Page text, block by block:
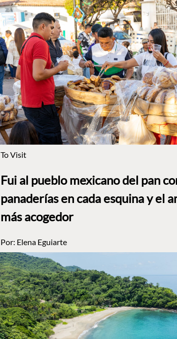
To Visit
Fui al pueblo mexicano del pan
panaderías en cada esquina y el
más acogedor
Por: Elena Eguiarte